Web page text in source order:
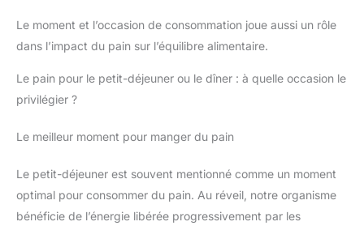
Le moment et l’occasion de consommation joue aussi un rôle
dans l’impact du pain sur l’équilibre alimentaire.
Le pain pour le petit-déjeuner ou le dîner : à quelle occasion le
privilégier ?
Le meilleur moment pour manger du pain
Le petit-déjeuner est souvent mentionné comme un moment
optimal pour consommer du pain. Au réveil, notre organisme
bénéficie de l’énergie libérée progressivement par les